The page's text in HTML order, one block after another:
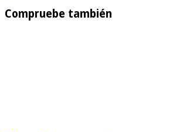
Compruebe también